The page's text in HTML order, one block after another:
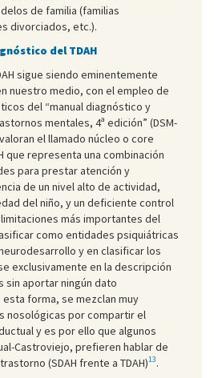
de familia (familias
divorciados, etc.).
del TDAH
sigue siendo eminentemente
nuestro medio, con el empleo de
del “manual diagnóstico y
mentales, 4ª edición” (DSM-
el llamado núcleo o core
que representa una combinación
para prestar atención y
de un nivel alto de actividad,
del niño, y un deficiente control
limitaciones más importantes del
como entidades psiquiátricas
y en clasificar los
exclusivamente en la descripción
sin aportar ningún dato
esta forma, se mezclan muy
nosológicas por compartir el
y es por ello que algunos
Castroviejo, prefieren hablar de
(SDAH frente a TDAH)13.